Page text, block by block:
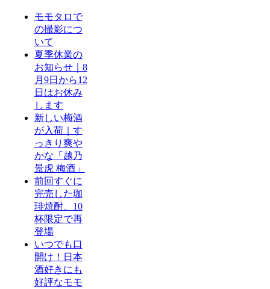
モモタロで
の撮影につ
いて
夏季休業の
お知らせ｜8
月9日から12
日はお休み
します
新しい梅酒
が入荷｜す
っきり爽や
かな「越乃
景虎 梅酒」
前回すぐに
完売した珈
琲焼酎、10
杯限定で再
登場
いつでも口
開け！日本
酒好きにも
好評なモモ